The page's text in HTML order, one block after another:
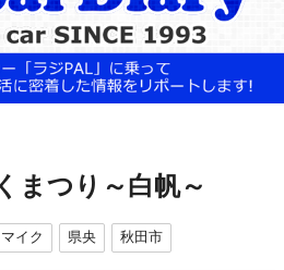
まつり～白帆～
イク 県央 秋田市